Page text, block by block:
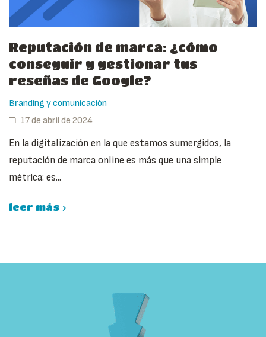
Reputación de marca: ¿cómo
conseguir y gestionar tus
reseñas de Google?
Branding y comunicación
17 de abril de 2024
En la digitalización en la que estamos sumergidos, la
reputación de marca online es más que una simple
métrica: es...
leer más